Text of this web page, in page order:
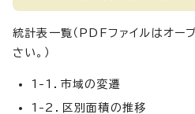
統計表一覧（PDFファイルはオー
さい。）
1-1．市域の変遷
1-2．区別面積の推移